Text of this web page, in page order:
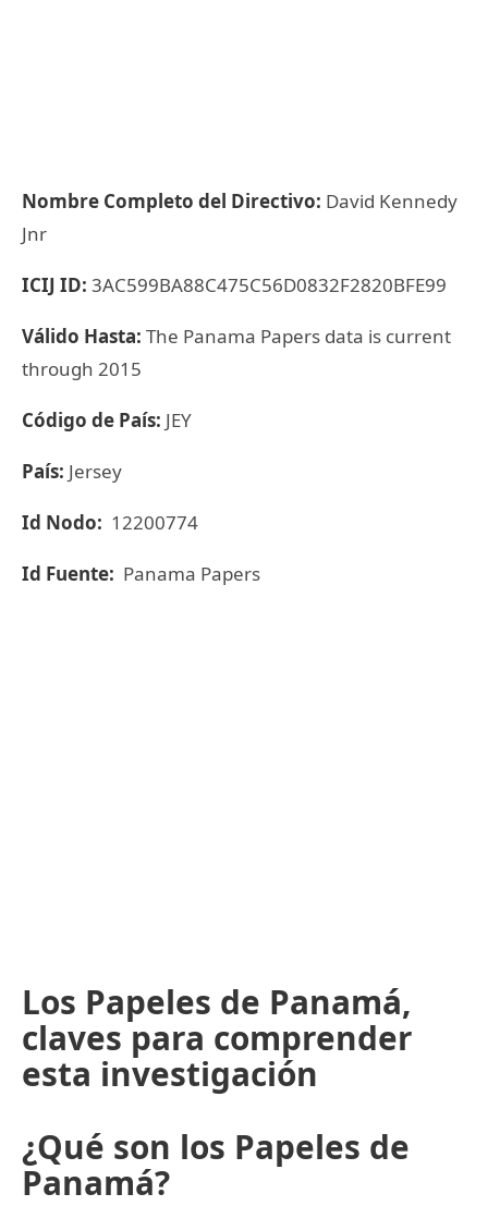
Nombre Completo del Directivo: David Kennedy
Jnr
ICIJ ID: 3AC599BA88C475C56D0832F2820BFE99
Válido Hasta: The Panama Papers data is current
through 2015
Código de País: JEY
País: Jersey
Id Nodo: 12200774
Id Fuente: Panama Papers
Los Papeles de Panamá,
claves para comprender
esta investigación
¿Qué son los Papeles de
Panamá?